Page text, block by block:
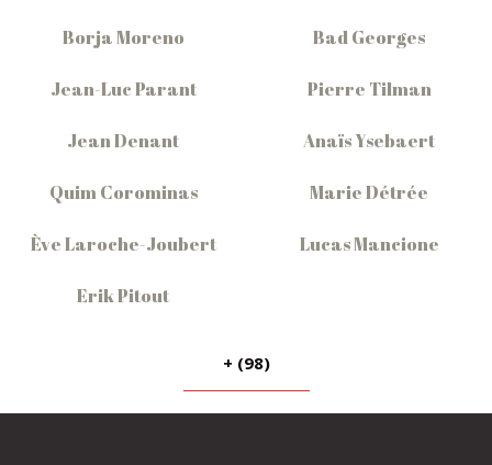
Borja Moreno Bad Georges
Jean-Luc Parant Pierre Tilman
Jean Denant Anaïs Ysebaert
Quim Corominas Marie Détrée
Ève Laroche-Joubert Lucas Mancione
Erik Pitout
+ (98)